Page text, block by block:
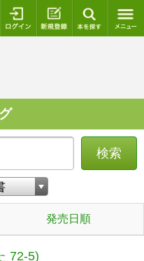
ログイン 新規登録
検索
発売日順
72-5)